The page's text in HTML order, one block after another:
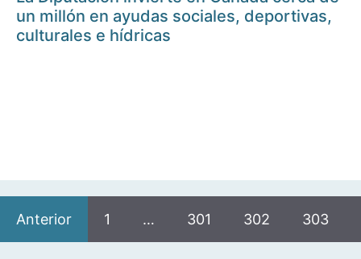
un millón en ayudas sociales, deportivas,
culturales e hídricas
Anterior 1 … 301 302 303